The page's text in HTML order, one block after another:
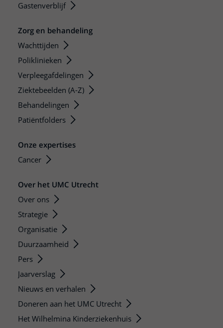
Gastenverblijf
Zorg en behandeling
Wachttijden
Poliklinieken
Verpleegafdelingen
Ziektebeelden (A-Z)
Behandelingen
Patiëntfolders
Onze expertises
Cancer
Over het UMC Utrecht
Over ons
Strategie
Organisatie
Duurzaamheid
Pers
Jaarverslag
Nieuws en verhalen
Doneren aan het UMC Utrecht
Het Wilhelmina Kinderziekenhuis